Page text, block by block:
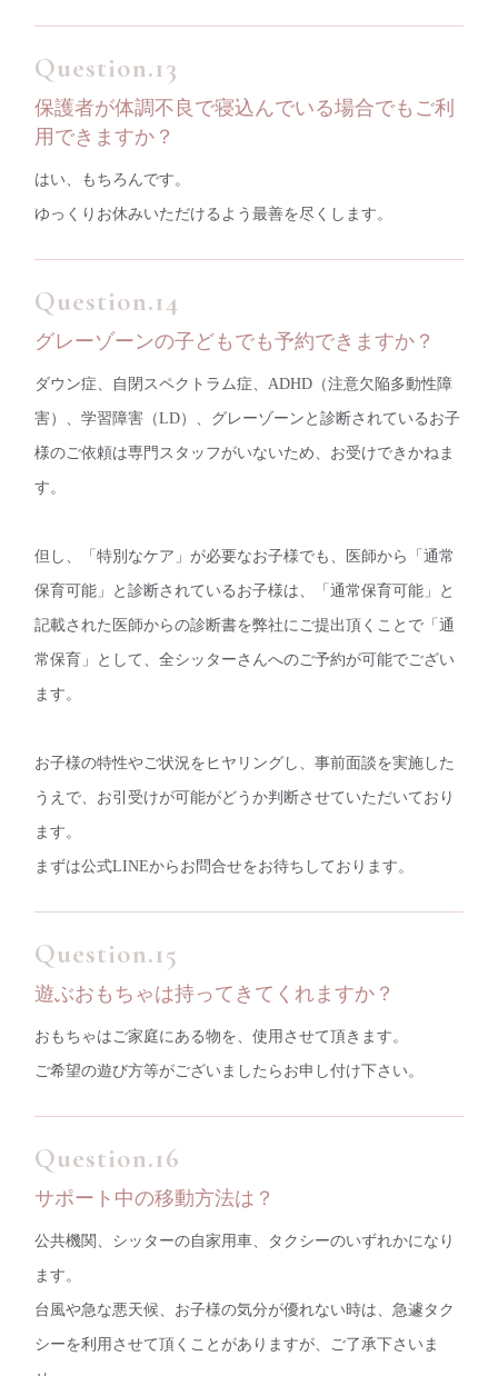
保護者が体調不良で寝込んでいる場合でもご利
用できますか？
はい、もちろんです。
ゆっくりお休みいただけるよう最善を尽くします。
グレーゾーンの子どもでも予約できますか？
ダウン症、自閉スペクトラム症、ADHD（注意欠陥多動性障
害）、学習障害（LD）、グレーゾーンと診断されているお子
様のご依頼は専門スタッフがいないため、お受けできかねま
す。
但し、「特別なケア」が必要なお子様でも、医師から「通常
保育可能」と診断されているお子様は、「通常保育可能」と
記載された医師からの診断書を弊社にご提出頂くことで「通
常保育」として、全シッターさんへのご予約が可能でござい
ます。
お子様の特性やご状況をヒヤリングし、事前面談を実施した
うえで、お引受けが可能がどうか判断させていただいており
ます。
まずは公式LINEからお問合せをお待ちしております。
遊ぶおもちゃは持ってきてくれますか？
おもちゃはご家庭にある物を、使用させて頂きます。
ご希望の遊び方等がございましたらお申し付け下さい。
サポート中の移動方法は？
公共機関、シッターの自家用車、タクシーのいずれかになり
ます。
台風や急な悪天候、お子様の気分が優れない時は、急遽タク
シーを利用させて頂くことがありますが、ご了承下さいま